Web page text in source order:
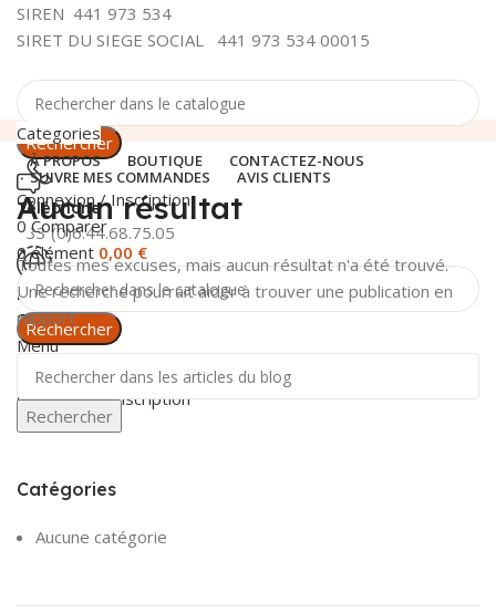
SIREN 441 973 534
SIRET DU SIEGE SOCIAL 441 973 534 00015
Rechercher
Téléphone
+33 (0)6.44.68.75.05
Livraison
Gratuite
Menu
Connexion / Inscription
Categories
À PROPOS BOUTIQUE
CONTACTEZ-NOUS
SUIVRE MES COMMANDES
AVIS CLIENTS
Connexion / Inscription
0 Comparer
0élément 0,00 €
Rechercher
Aucun résultat
Toutes mes excuses, mais aucun résultat n'a été trouvé.
Une recherche pourrait aider à trouver une publication en
rapport.
Rechercher
Catégories
Aucune catégorie